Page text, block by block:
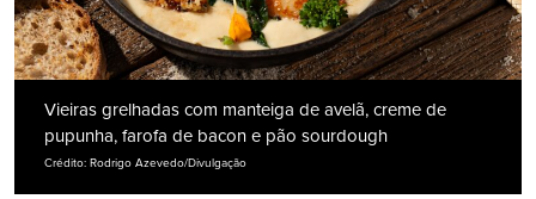
Vieiras grelhadas com manteiga de avelã, creme de
pupunha, farofa de bacon e pão sourdough
Crédito: Rodrigo Azevedo/Divulgação